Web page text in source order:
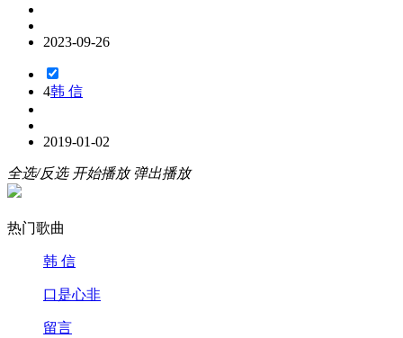
2023-09-26
4韩 信
2019-01-02
全选/反选 开始播放 弹出播放
热门歌曲
韩 信
口是心非
留言